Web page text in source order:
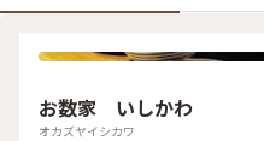
お数家 いしかわ
オカズヤイシカワ